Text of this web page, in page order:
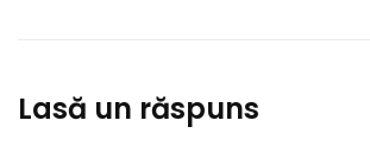
Lasă un răspuns